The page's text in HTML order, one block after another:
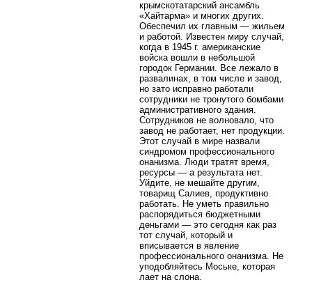
крымскотатарский ансамбль
«Хайтарма» и многих других.
Обеспечил их главным — жильем
и работой. Известен миру случай,
когда в 1945 г. американские
войска вошли в небольшой
городок Германии. Все лежало в
развалинах, в том числе и завод,
но зато исправно работали
сотрудники не тронутого бомбами
административного здания.
Сотрудников не волновало, что
завод не работает, нет продукции.
Этот случай в мире назвали
синдромом профессионального
онанизма. Люди тратят время,
ресурсы — а результата нет.
Уйдите, не мешайте другим,
товарищ Салиев, продуктивно
работать. Не уметь правильно
распорядиться бюджетными
деньгами — это сегодня как раз
тот случай, который и
вписывается в явление
профессионального онанизма. Не
уподобляйтесь Моське, которая
лает на слона.